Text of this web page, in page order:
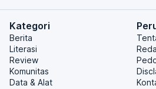
Kategori
Berita
Literasi
Review
Komunitas
Data & Alat